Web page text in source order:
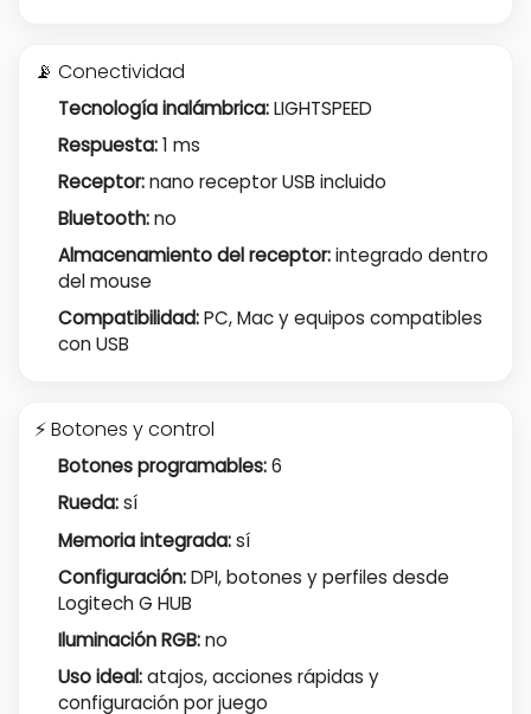
📡 Conectividad
Tecnología inalámbrica:LIGHTSPEED
Respuesta:1 ms
Receptor:nano receptor USB incluido
Bluetooth:no
Almacenamiento del receptor:integrado dentro
del mouse
Compatibilidad:PC, Mac y equipos compatibles
con USB
⚡ Botones y control
Botones programables:6
Rueda:sí
Memoria integrada:sí
Configuración:DPI, botones y perfiles desde
Logitech G HUB
Iluminación RGB:no
Uso ideal:atajos, acciones rápidas y
configuración por juego